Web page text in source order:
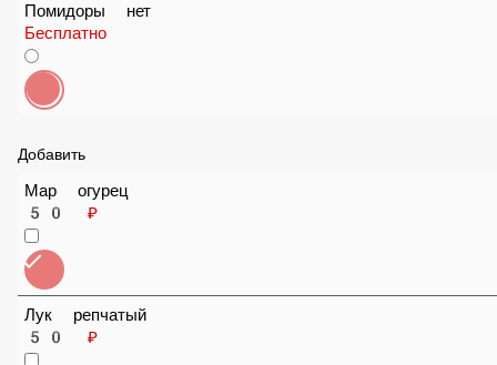
Помидоры нет
Добавить
Мар огурец
50 ₽